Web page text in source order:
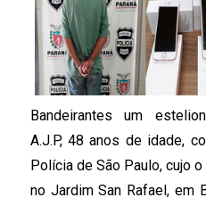
Bandeirantes um
A.J.P, 48 anos de idade,
Polícia de São Paulo, cujo
no Jardim San Rafael, em